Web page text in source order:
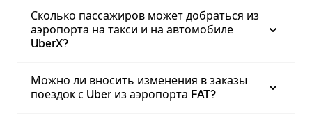
Сколько пассажиров может добраться из
аэропорта на такси и на автомобиле
UberX?
Можно ли вносить изменения в заказы
поездок с Uber из аэропорта FAT?